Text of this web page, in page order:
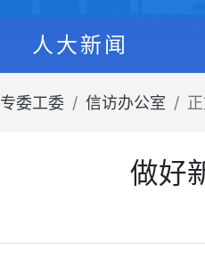
人大新闻
专委工委 信访办公室
做好